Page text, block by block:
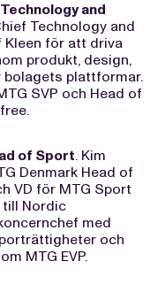
and
Technology and
Kleen för att driva
produkt, design,
bolagets plattformar.
SVP och Head of
of Sport. Kim
Denmark Head of
VD för MTG Sport
till Nordic
med
och
MTG EVP.